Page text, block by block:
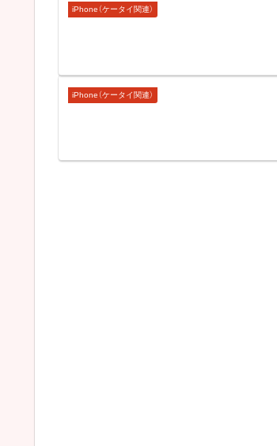
iPhone（ケータイ関連）
iPhone（ケータイ関連）